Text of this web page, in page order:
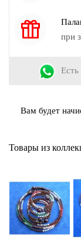
при
Вам будет
Товары из